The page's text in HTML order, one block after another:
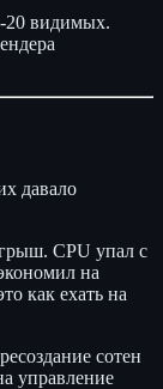
20 видимых.
давало
CPU упал с
на
как ехать на
сотен
управление